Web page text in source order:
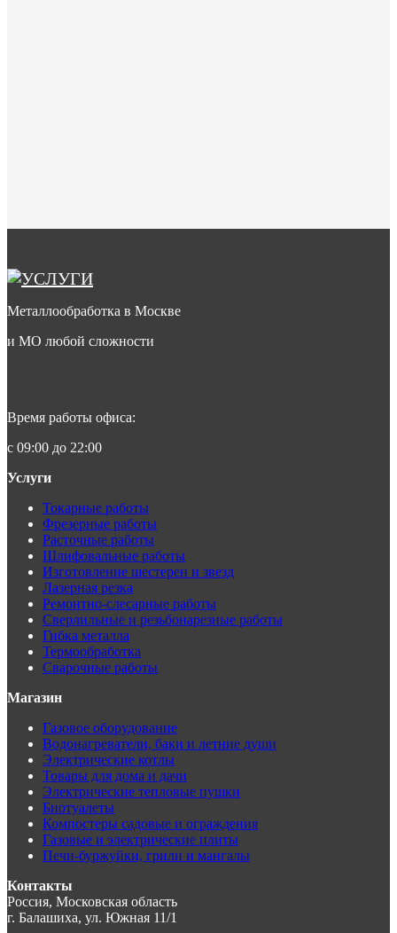
Металлообработка в Москве
и МО любой сложности
Время работы офиса:
с 09:00 до 22:00
Услуги
Токарные работы
Фрезерные работы
Расточные работы
Шлифовальные работы
Изготовление шестерен и звезд
Лазерная резка
Ремонтно-слесарные работы
Сверлильные и резьбонарезные работы
Гибка металла
Термообработка
Сварочные работы
Магазин
Газовое оборудование
Водонагреватели, баки и летние души
Электрические котлы
Товары для дома и дачи
Электрические тепловые пушки
Биотуалеты
Компостеры садовые и ограждения
Газовые и электрические плиты
Печи-буржуйки, грили и мангалы
Контакты
Россия, Московская область
г. Балашиха, ул. Южная 11/1